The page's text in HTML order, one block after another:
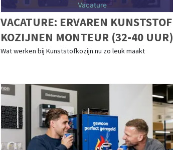
Vacature
VACATURE: ERVAREN KUNSTSTOF
KOZIJNEN MONTEUR (32-40 UUR)
Wat werken bij Kunststofkozijn.nu zo leuk maakt